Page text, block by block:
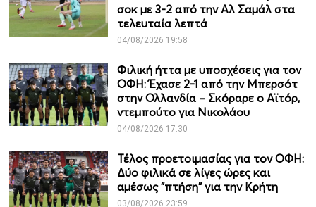
σοκ με 3-2 από την Αλ Σαμάλ στα
τελευταία λεπτά
04/08/2026 19:58
Φιλική ήττα με υποσχέσεις για τον
ΟΦΗ: Έχασε 2-1 από την Μπερσότ
στην Ολλανδία – Σκόραρε ο Αϊτόρ,
ντεμπούτο για Νικολάου
04/08/2026 17:30
Τέλος προετοιμασίας για τον ΟΦΗ:
Δύο φιλικά σε λίγες ώρες και
αμέσως "πτήση" για την Κρήτη
03/08/2026 23:59